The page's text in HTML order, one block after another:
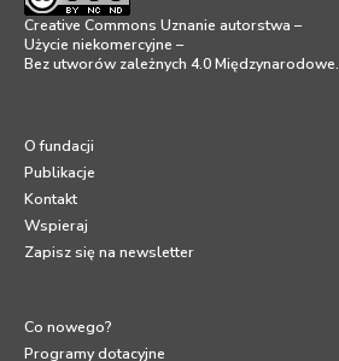
Creative Commons Uznanie autorstwa –
Użycie niekomercyjne –
Bez utworów zależnych 4.0 Międzynarodowe.
O fundacji
Publikacje
Kontakt
Wspieraj
Zapisz się na newsletter
Co nowego?
Programy dotacyjne